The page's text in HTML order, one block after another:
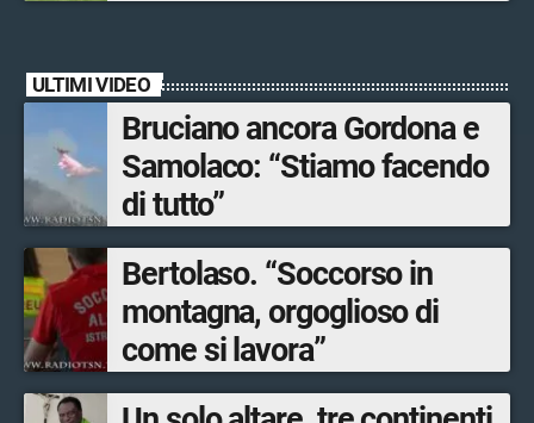
ULTIMI VIDEO
Bruciano ancora Gordona e
Samolaco: “Stiamo facendo
di tutto”
Bertolaso. “Soccorso in
montagna, orgoglioso di
come si lavora”